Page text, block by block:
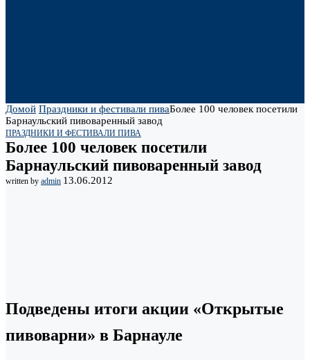
Домой Праздники и фестивали пиваБолее 100 человек посетили
Барнаульский пивоваренный завод
ПРАЗДНИКИ И ФЕСТИВАЛИ ПИВА
Более 100 человек посетили
Барнаульский пивоваренный завод
written by admin 13.06.2012
Подведены итоги акции «Открытые
пивоварни» в Барнауле